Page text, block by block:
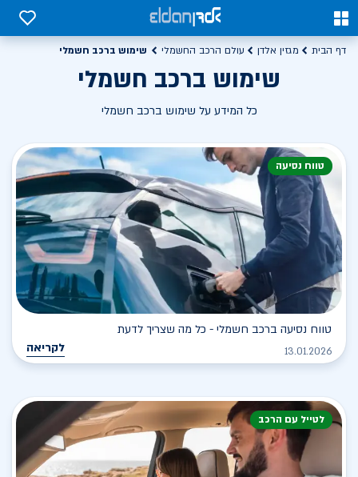
0
0
דף הבית מגזין אלדן עולם הרכב החשמלי שימוש ברכב חשמלי
שימוש ברכב חשמלי
כל המידע על שימוש ברכב חשמלי
טווח נסיעה
טווח נסיעה ברכב חשמלי - כל מה שצריך לדעת
13.01.2026 לקריאה
לטייל עם הרכב